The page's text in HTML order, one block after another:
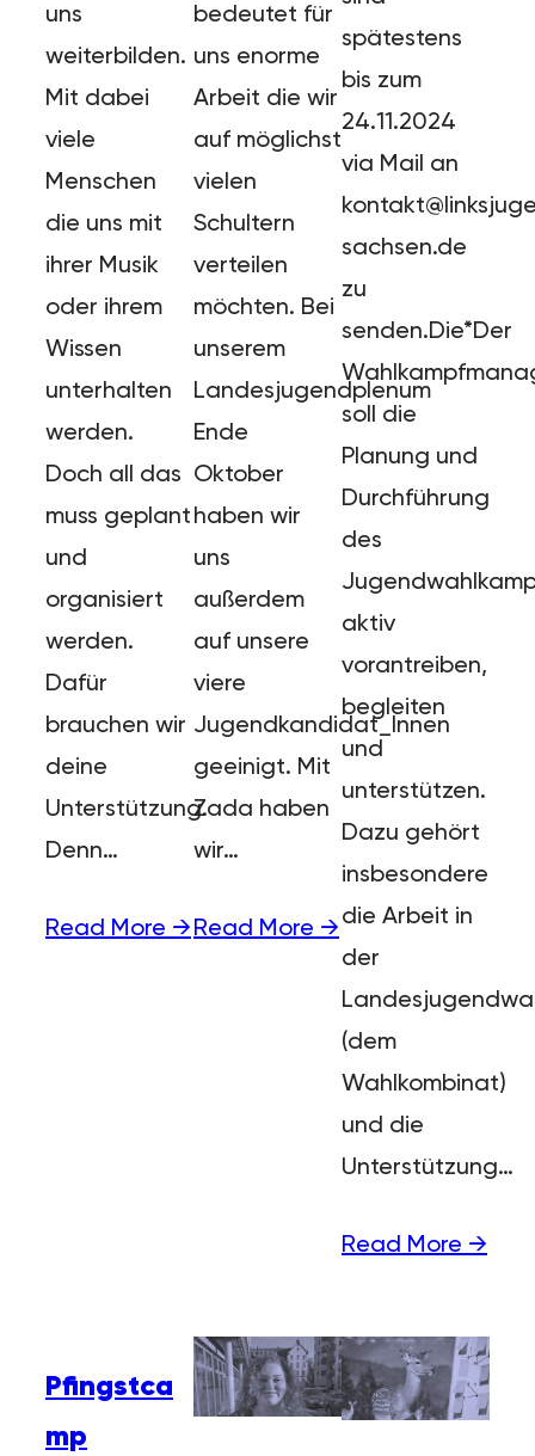
uns
weiterbilden.
Mit dabei
viele
Menschen
die uns mit
ihrer Musik
oder ihrem
Wissen
unterhalten
werden.
Doch all das
muss geplant
und
organisiert
werden.
Dafür
brauchen wir
deine
Unterstützung.
Denn…
Read More →
bedeutet für
uns enorme
Arbeit die wir
auf möglichst
vielen
Schultern
verteilen
möchten. Bei
unserem
Landesjugendplenum
Ende
Oktober
haben wir
uns
außerdem
auf unsere
viere
Jugendkandidat_Innen
geeinigt. Mit
Zada haben
wir…
Read More →
spätestens
bis zum
24.11.2024
via Mail an
sachsen.de
zu
senden.Die*Der
soll die
Planung und
Durchführung
des
aktiv
vorantreiben,
begleiten
und
unterstützen.
Dazu gehört
insbesondere
die Arbeit in
der
(dem
Wahlkombinat)
und die
Unterstützung…
Read More →
Pfingstca
mp